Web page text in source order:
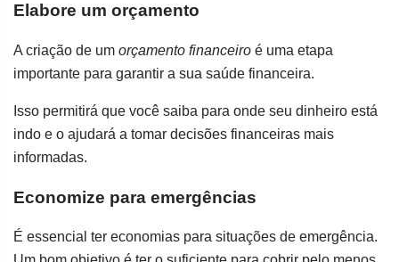
Elabore um orçamento
A criação de um orçamento financeiro é uma etapa
importante para garantir a sua saúde financeira.
Isso permitirá que você saiba para onde seu dinheiro está
indo e o ajudará a tomar decisões financeiras mais
informadas.
Economize para emergências
É essencial ter economias para situações de emergência.